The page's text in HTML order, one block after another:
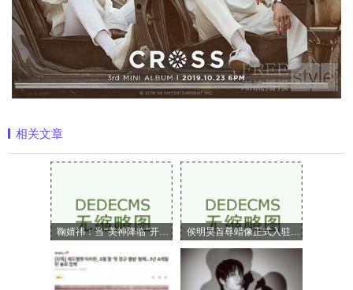
相关文章
鞠婧祎：当“美神降临”开始定义嗅觉美 侯明昊首尊蜡像正式入驻上海杜莎夫人蜡